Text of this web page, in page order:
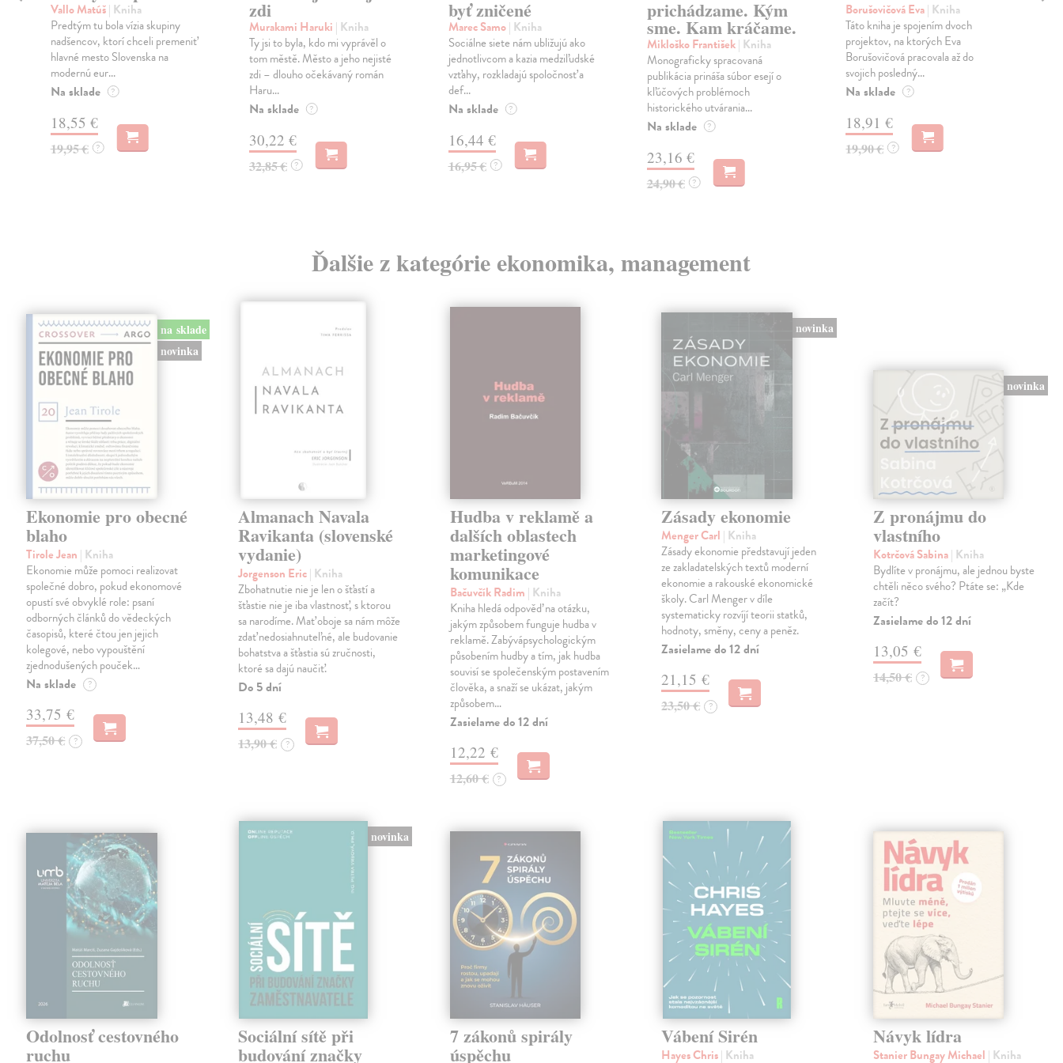
Vallo Matúš| Kniha
Predtým tu bola vízia skupiny
nadšencov, ktorí chceli premeniť
hlavné mesto Slovenska na
modernú eur...
Na sklade ?
18,55 €
19,95 € ?
zdi
Murakami Haruki | Kniha
Ty jsi to byla, kdo mi vyprávěl o
tom městě. Město a jeho nejisté
zdi – dlouho očekávaný román
Haru...
Na sklade ?
30,22 €
32,85 € ?
byť zničené
Marec Samo| Kniha
Sociálne siete nám ubližujú ako
jednotlivcom a kazia medziľudské
vzťahy, rozkladajú spoločnosť a
def...
Na sklade ?
16,44 €
16,95 € ?
prichádzame. Kým
sme. Kam kráčame.
Mikloško František| Kniha
Monograficky spracovaná
publikácia prináša súbor esejí o
kľúčových problémoch
historického utvárania...
Na sklade ?
23,16 €
24,90 € ?
Borušovičová Eva| Kniha
Táto kniha je spojením dvoch
projektov, na ktorých Eva
Borušovičová pracovala až do
svojich posledný...
Na sklade ?
18,91 €
19,90 € ?
Ďalšie z kategórie ekonomika, management
na sklade
novinka
Ekonomie pro obecné
blaho
Tirole Jean | Kniha
Ekonomie může pomoci realizovat
společné dobro, pokud ekonomové
opustí své obvyklé role: psaní
odborných článků do vědeckých
časopisů, které čtou jen jejich
kolegové, nebo vypouštění
zjednodušených pouček…
Na sklade ?
33,75 €
37,50 € ?
Almanach Navala
Ravikanta (slovenské
vydanie)
Jorgenson Eric| Kniha
Zbohatnutie nie je len o šťastí a
šťastie nie je iba vlastnosť, s ktorou
sa narodíme. Mať oboje sa nám môže
zdať nedosiahnuteľné, ale budovanie
bohatstva a šťastia sú zručnosti,
ktoré sa dajú naučiť.
Do 5 dní
13,48 €
13,90 € ?
Hudba v reklamě a
dalších oblastech
marketingové
komunikace
Bačuvčík Radim | Kniha
Kniha hledá odpověď na otázku,
jakým způsobem funguje hudba v
reklamě. Zabývápsychologickým
působením hudby a tím, jak hudba
souvisí se společenským postavením
člověka, a snaží se ukázat, jakým
způsobem…
Zasielame do 12 dní
12,22 €
12,60 € ?
novinka
Zásady ekonomie
Menger Carl | Kniha
Zásady ekonomie představují jeden
ze zakladatelských textů moderní
ekonomie a rakouské ekonomické
školy. Carl Menger v díle
systematicky rozvíjí teorii statků,
hodnoty, směny, ceny a peněz.
Zasielame do 12 dní
21,15 €
23,50 € ?
novinka
Z pronájmu do
vlastního
Kotrčová Sabina| Kniha
Bydlíte v pronájmu, ale jednou byste
chtěli něco svého? Ptáte se: „Kde
začít?
Zasielame do 12 dní
13,05 €
14,50 € ?
Odolnosť cestovného
ruchu
novinka
Sociální sítě při
budování značky
7 zákonů spirály
úspěchu
Vábení Sirén
Hayes Chris| Kniha
Návyk lídra
Stanier Bungay Michael | Kniha